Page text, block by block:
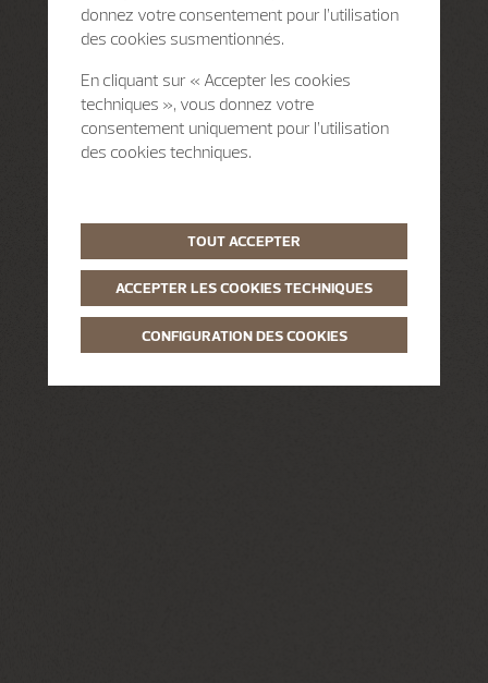
donnez votre consentement pour l’utilisation
des cookies susmentionnés.
En cliquant sur « Accepter les cookies
techniques », vous donnez votre
consentement uniquement pour l’utilisation
des cookies techniques.
TOUT ACCEPTER
ACCEPTER LES COOKIES TECHNIQUES
CONFIGURATION DES COOKIES